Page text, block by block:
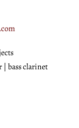
| bass clarinet